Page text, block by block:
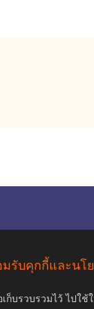
มรับคุกกี้และนโ
รวบรวมไว้ ไปใ